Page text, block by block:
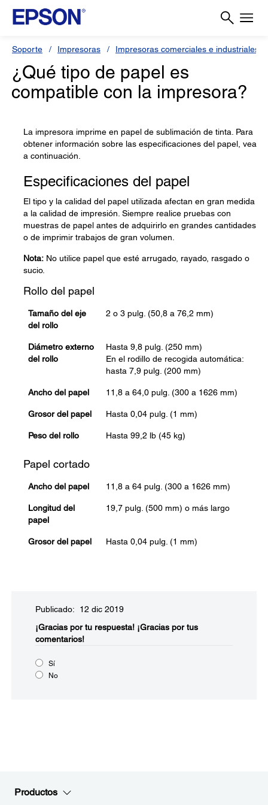
Soporte Impresoras Impresoras comerciales e industriales
¿Qué tipo de papel es
compatible con la impresora?
La impresora imprime en papel de sublimación de tinta. Para
obtener información sobre las especificaciones del papel, vea
a continuación.
Especificaciones del papel
El tipo y la calidad del papel utilizada afectan en gran medida
a la calidad de impresión. Siempre realice pruebas con
muestras de papel antes de adquirirlo en grandes cantidades
o de imprimir trabajos de gran volumen.
Nota: No utilice papel que esté arrugado, rayado, rasgado o
sucio.
Rollo del papel
Tamaño del eje
del rollo
2 o 3 pulg. (50,8 a 76,2 mm)
Diámetro externo
del rollo
Hasta 9,8 pulg. (250 mm)
En el rodillo de recogida automática:
hasta 7,9 pulg. (200 mm)
Ancho del papel 11,8 a 64,0 pulg. (300 a 1626 mm)
Grosor del papel Hasta 0,04 pulg. (1 mm)
Peso del rollo Hasta 99,2 lb (45 kg)
Papel cortado
Ancho del papel 11,8 a 64 pulg. (300 a 1626 mm)
Longitud del
papel
19,7 pulg. (500 mm) o más largo
Grosor del papel Hasta 0,04 pulg. (1 mm)
Publicado: 12 dic 2019
¡Gracias por tu respuesta! ¡Gracias por tus
comentarios!
Sí
No
Productos